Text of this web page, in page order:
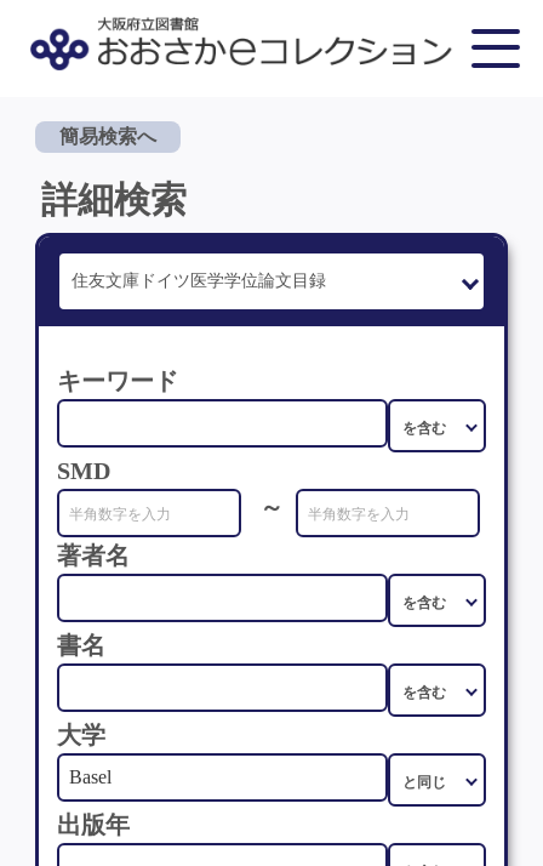
簡易検索へ
詳細検索
キーワード
SMD
～
著者名
書名
大学
出版年